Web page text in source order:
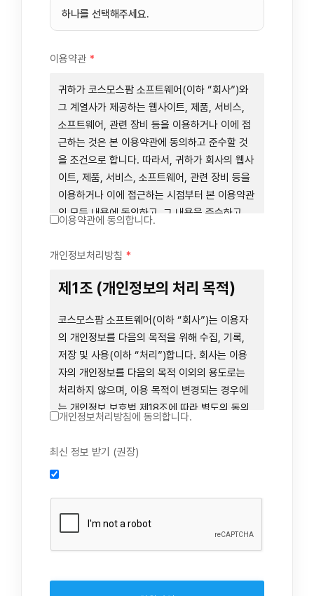
이용약관 *
귀하가 코스모스팜 소프트웨어(이하 “회사”)와
그 계열사가 제공하는 웹사이트, 제품, 서비스,
소프트웨어, 관련 장비 등을 이용하거나 이에 접
근하는 것은 본 이용약관에 동의하고 준수할 것
을 조건으로 합니다. 따라서, 귀하가 회사의 웹사
이트, 제품, 서비스, 소프트웨어, 관련 장비 등을
이용하거나 이에 접근하는 시점부터 본 이용약관
의 모든 내용에 동의하고, 그 내용을 준수하고,
귀하가 본 이용약관에 동의하지 않을 경우에는
련 장비 등을 이용하거나 이에 접근하는 행위를
즉시 중단하여야 합니다. 그러므로, 서비스 사용
전에 본 이용약관의 내용을 주의 깊게 읽으시기
바랍니다.
제1장 총칙
제1조 (목적)
웹사이트, 관련 소프트웨어 및 장비 등을 통하여
제공하는 "사이드톡" 서비스와 관련하여 회사와
사항을 규정함을 목적으로 합니다.
이용약관에 동의합니다.
개인정보처리방침 *
제1조 (개인정보의 처리 목적)
코스모스팜 소프트웨어(이하 “회사”)는 이용자
의 개인정보를 다음의 목적을 위해 수집, 기록,
저장 및 사용(이하 “처리”)합니다. 회사는 이용
자의 개인정보를 다음의 목적 이외의 용도로는
처리하지 않으며, 이용 목적이 변경되는 경우에
는 개인정보 보호법 제18조에 따라 별도의 동의
를 받는 등 법령상 필요한 조치를 이행합니다.
인 동의 진행, 이용자 및 법정대리인의 본인 확
인, 이용자 식별, 회원탈퇴 의사의 확인
2. 약관 위반 행위 등을 포함하여 서비스의 원활
한 운영에 지장을 주는 행위에 대한 방지 및 제
재, 계정도용 방지, 약관 개정 등의 고지사항 전
달, 분쟁조정을 위한 기록 보존, 민원처리 등 이
3. 서비스 이용기록과 접속 빈도 분석, 서비스 이
개인정보처리방침에 동의합니다.
최신 정보 받기 (권장)